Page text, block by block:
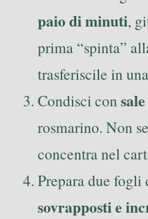
paio di minuti,
prima “spinta”
trasferiscile in
Condisci con
rosmarino. Non
concentra nel
Prepara due fogli
sovrapposti e